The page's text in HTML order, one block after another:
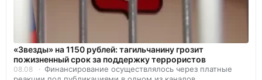
«Звезды» на 1150 рублей: тагильчанину грозит
пожизненный срок за поддержку террористов
08.08
Финансирование осуществлялось через платные